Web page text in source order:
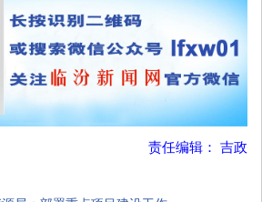
责任编辑： 吉政